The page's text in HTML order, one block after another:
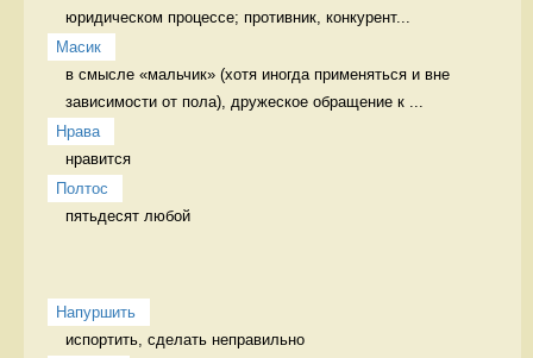
юридическом процессе; противник, конкурент...
Масик
в смысле «мальчик» (хотя иногда применяться и вне
зависимости от пола), дружеское обращение к ...
Нрава
нравится
Полтос
пятьдесят любой
Напуршить
испортить, сделать неправильно